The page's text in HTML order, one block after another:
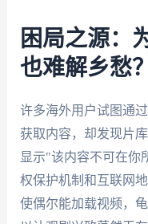
困局之源：
也难解乡愁？
许多海外用户试图通
获取内容，却发现片
显示"该内容不可在你
权保护机制和互联网
使偶尔能加载视频，